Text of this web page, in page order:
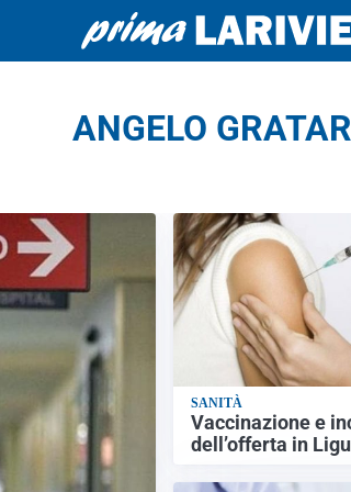
ANGELO
SANITÀ
Vaccinazione e
dell’offerta in